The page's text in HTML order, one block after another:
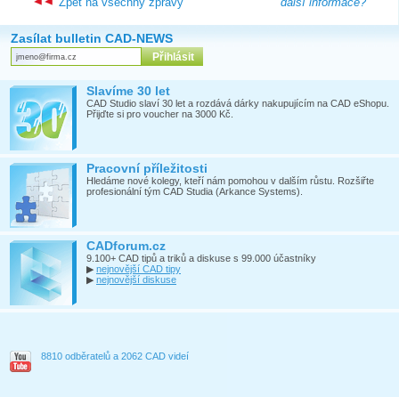
Zasílat bulletin CAD-NEWS
Slavíme 30 let
CAD Studio slaví 30 let a rozdává dárky nakupujícím na CAD eShopu.
Přijďte si pro voucher na 3000 Kč.
Pracovní příležitosti
Hledáme nové kolegy, kteří nám pomohou v dalším růstu. Rozšiřte
profesionální tým CAD Studia (Arkance Systems).
CADforum.cz
9.100+ CAD tipů a triků a diskuse s 99.000 účastníky
▶ nejnovější CAD tipy
▶ nejnovější diskuse
8810 odběratelů a 2062 CAD videí